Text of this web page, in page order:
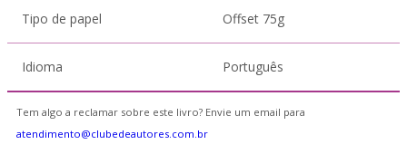
Tipo de papel Offset 75g
Idioma Português
Tem algo a reclamar sobre este livro? Envie um email para
atendimento@clubedeautores.com.br